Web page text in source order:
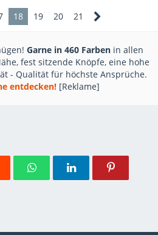
18 19 20 21
Garne in 460 Farben in allen
fest sitzende Knöpfe, eine hohe
- Qualität für höchste Ansprüche.
entdecken! [Reklame]